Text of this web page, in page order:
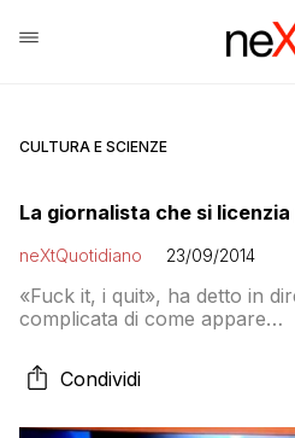
CULTURA E SCIENZE
La giornalista che si
neXtQuotidiano 23/09/2014
«Fuck it, i quit», ha detto in
complicata di come appare…
Condividi